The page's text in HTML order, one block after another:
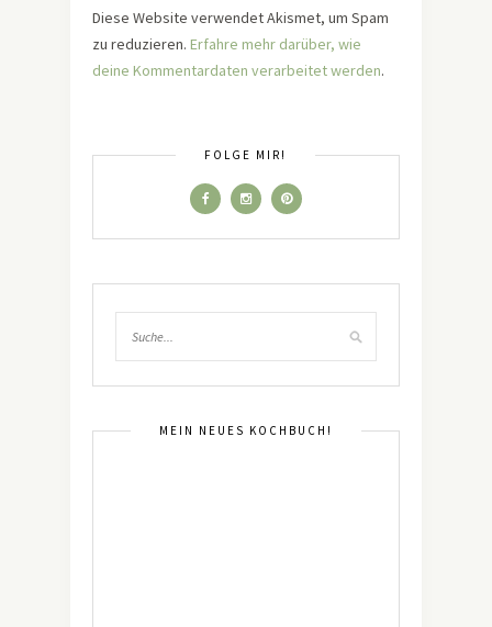
Diese Website verwendet Akismet, um Spam
zu reduzieren. Erfahre mehr darüber, wie
deine Kommentardaten verarbeitet werden.
FOLGE MIR!
MEIN NEUES KOCHBUCH!